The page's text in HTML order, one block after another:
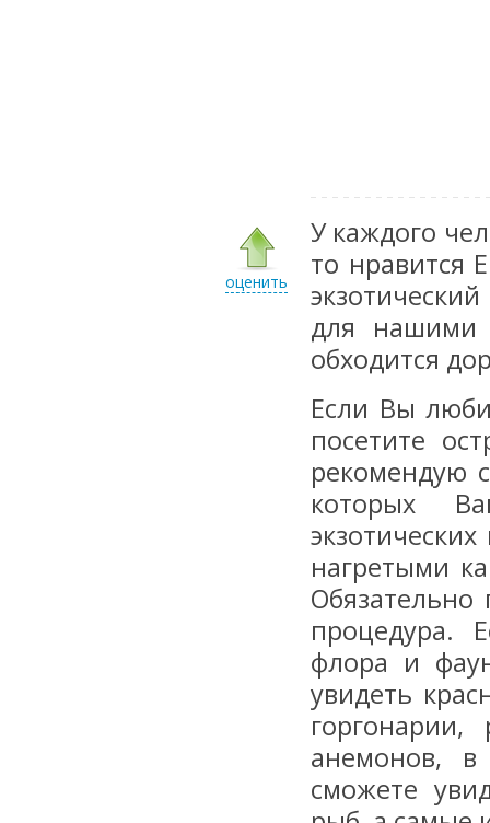
оценить
У каждого
то нравится
для нашими
обходится
Если Вы
посетите
рекомендую
которых
нагретыми
процедура.
флора и
увидеть
анемонов,
сможете